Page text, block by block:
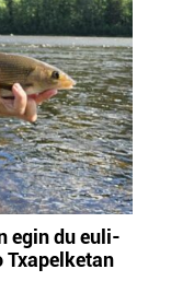
egin du euli-
Txapelketan